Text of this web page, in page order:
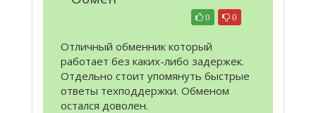
0
0
Отличный обменник который
работает без каких-либо задержек.
Отдельно стоит упомянуть быстрые
ответы техподдержки. Обменом
остался доволен.